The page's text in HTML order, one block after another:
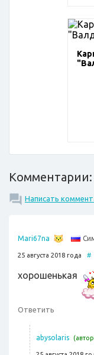
Комментарии:
Написать
Mari67na
25 августа 2018 года #
хорошенькая
Ответить
abysolaris